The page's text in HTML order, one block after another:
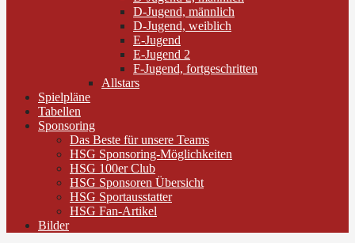
D-Jugend, männlich
D-Jugend, weiblich
E-Jugend
E-Jugend 2
F-Jugend, fortgeschritten
Allstars
Spielpläne
Tabellen
Sponsoring
Das Beste für unsere Teams
HSG Sponsoring-Möglichkeiten
HSG 100er Club
HSG Sponsoren Übersicht
HSG Sportausstatter
HSG Fan-Artikel
Bilder